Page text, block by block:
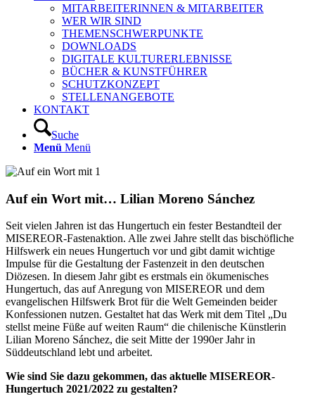
MITARBEITERINNEN & MITARBEITER
WER WIR SIND
THEMENSCHWERPUNKTE
DOWNLOADS
DIGITALE KULTURERLEBNISSE
BÜCHER & KUNSTFÜHRER
SCHUTZKONZEPT
STELLENANGEBOTE
KONTAKT
Suche
Menü Menü
Auf ein Wort mit… Lilian Moreno Sánchez
Seit vielen Jahren ist das Hungertuch ein fester Bestandteil der
MISEREOR-Fastenaktion. Alle zwei Jahre stellt das bischöfliche
Hilfswerk ein neues Hungertuch vor und gibt damit wichtige
Impulse für die Gestaltung der Fastenzeit in den deutschen
Diözesen. In diesem Jahr gibt es erstmals ein ökumenisches
Hungertuch, das auf Anregung von MISEREOR und dem
evangelischen Hilfswerk Brot für die Welt Gemeinden beider
Konfessionen nutzen. Gestaltet hat das Werk mit dem Titel „Du
stellst meine Füße auf weiten Raum“ die chilenische Künstlerin
Lilian Moreno Sánchez, die seit Mitte der 1990er Jahr in
Süddeutschland lebt und arbeitet.
Wie sind Sie dazu gekommen, das aktuelle MISEREOR-
Hungertuch 2021/2022 zu gestalten?